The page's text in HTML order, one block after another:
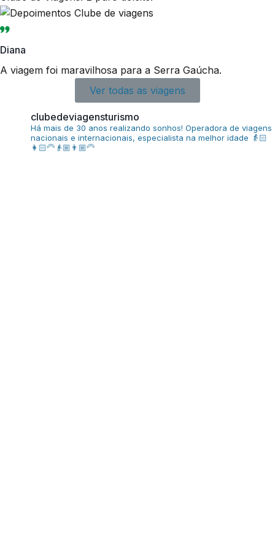
Diana
A viagem foi maravilhosa para a Serra Gaúcha.
Ver todas as viagens
clubedeviagensturismo
Há mais de 30 anos realizando sonhos! Operadora de viagens
nacionais e internacionais, especialista na melhor idade 👵🏻
👩🏻‍🦳👴🏼👨🏼‍🦳